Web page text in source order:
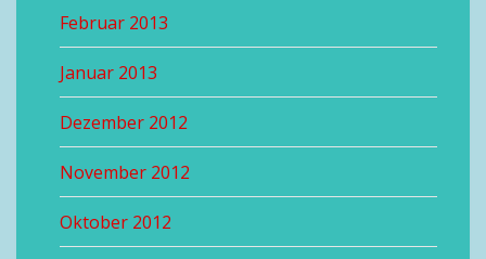
Februar 2013
Januar 2013
Dezember 2012
November 2012
Oktober 2012